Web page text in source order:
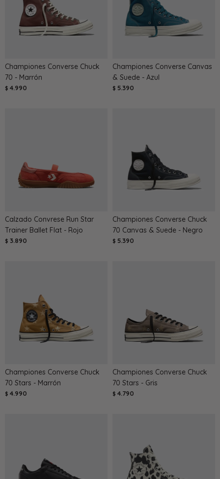
Championes Converse Chuck
70 - Marrón
$ 4.990
Championes Converse Canvas
& Suede - Azul
$ 5.390
Calzado Convrese Run Star
Trainer Ballet Flat - Rojo
$ 3.890
Championes Converse Chuck
70 Canvas & Suede - Negro
$ 5.390
Championes Converse Chuck
70 Stars - Marrón
$ 4.990
Championes Converse Chuck
70 Stars - Gris
$ 4.790